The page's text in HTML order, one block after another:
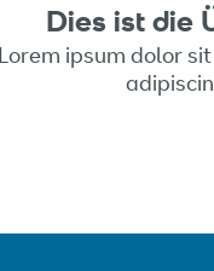
Dies ist die
Lorem ipsum dolor